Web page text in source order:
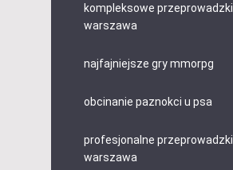
kompleksowe przeprowadzki
warszawa
najfajniejsze gry mmorpg
obcinanie paznokci u psa
profesjonalne przeprowadzki
warszawa